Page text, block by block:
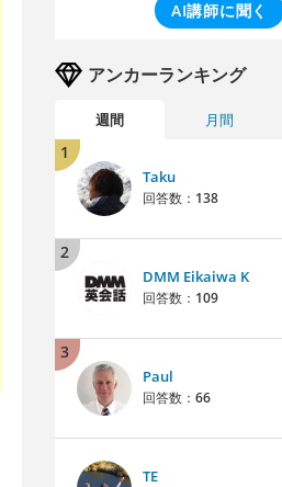
AI講師に聞く
アンカーランキング
週間 月間
1
Taku
回答数： 138
2
DMM Eikaiwa K
回答数： 109
3
Paul
回答数： 66
TE